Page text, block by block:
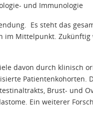
und Immunologie
Es steht das
im Mittelpunkt. Zukünftig
davon durch klinisch
Patientenkohorten.
Brust- und
Ein weiterer